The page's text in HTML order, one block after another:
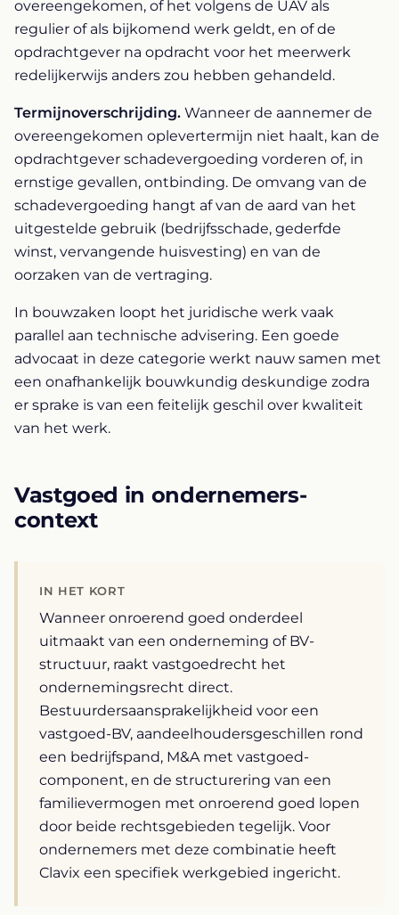
overeengekomen, of het volgens de UAV als
regulier of als bijkomend werk geldt, en of de
opdrachtgever na opdracht voor het meerwerk
redelijkerwijs anders zou hebben gehandeld.
Termijnoverschrijding. Wanneer de aannemer de
overeengekomen oplevertermijn niet haalt, kan de
opdrachtgever schadevergoeding vorderen of, in
ernstige gevallen, ontbinding. De omvang van de
schadevergoeding hangt af van de aard van het
uitgestelde gebruik (bedrijfsschade, gederfde
winst, vervangende huisvesting) en van de
oorzaken van de vertraging.
In bouwzaken loopt het juridische werk vaak
parallel aan technische advisering. Een goede
advocaat in deze categorie werkt nauw samen met
een onafhankelijk bouwkundig deskundige zodra
er sprake is van een feitelijk geschil over kwaliteit
van het werk.
Vastgoed in ondernemers-
context
IN HET KORT
Wanneer onroerend goed onderdeel
uitmaakt van een onderneming of BV-
structuur, raakt vastgoedrecht het
ondernemingsrecht direct.
Bestuurdersaansprakelijkheid voor een
vastgoed-BV, aandeelhoudersgeschillen rond
een bedrijfspand, M&A met vastgoed-
component, en de structurering van een
familievermogen met onroerend goed lopen
door beide rechtsgebieden tegelijk. Voor
ondernemers met deze combinatie heeft
Clavix een specifiek werkgebied ingericht.